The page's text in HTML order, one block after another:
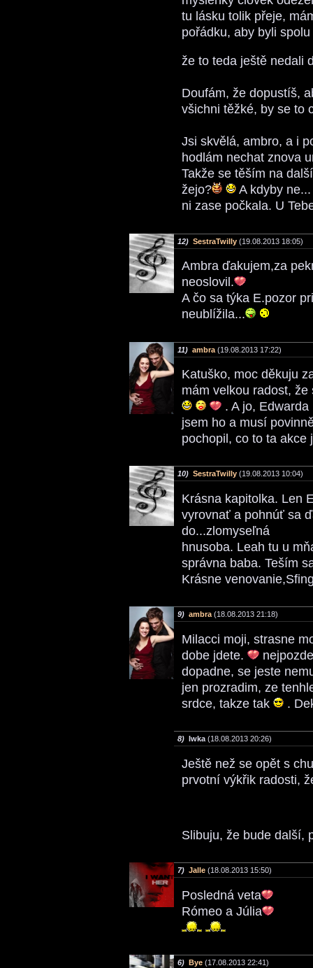
tu lásku tolik přeje,
pořádku, aby byli
že to teda ještě nedali
Doufám, že dopustíš,
všichni těžké, by se to
Jsi skvělá, ambro, a i
hodlám nechat znova
Takže se těším na
žejo?
A kdyby
ni zase počkala. U
12) SestraTwilly (19.08.2013 18:05)
Ambra ďakujem,za
neoslovil.
A čo sa týka E.pozor
neublížila...
11) ambra (19.08.2013 17:22)
Katuško, moc děkuju
mám velkou radost,
. A jo,
jsem ho a musí
pochopil, co to ta akce
10) SestraTwilly (19.08.2013 10:04)
Krásna kapitolka. Len
vyrovnať a pohnúť sa
do...zlomyseľná
hnusoba. Leah tu u
správna baba. Teším
Krásne
9) ambra(18.08.2013 21:18)
Milacci moji, strasne
dobe jdete.
dopadne, se jeste
jen prozradim, ze
srdce, takze tak
.
8) Iwka(18.08.2013 20:26)
Ještě než se opět s
prvotní výkřik radosti,
Slibuju, že bude další,
7) Jalle (18.08.2013 15:50)
Posledná veta
Rómeo a Júlia
6) Bye (17.08.2013 22:41)